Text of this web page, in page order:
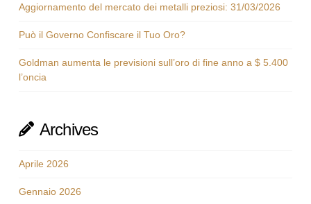
Aggiornamento del mercato dei metalli preziosi: 31/03/2026
Può il Governo Confiscare il Tuo Oro?
Goldman aumenta le previsioni sull’oro di fine anno a $ 5.400
l’oncia
Archives
Aprile 2026
Gennaio 2026